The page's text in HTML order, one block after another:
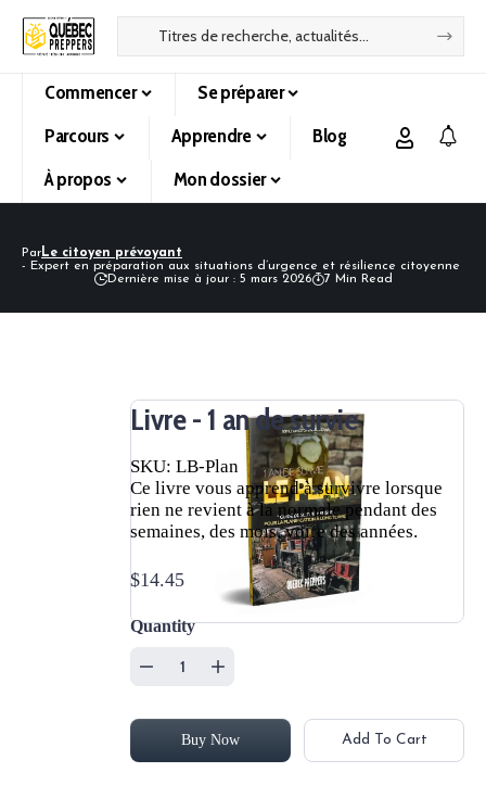
Commencer
Se préparer
Parcours
Apprendre
Blog
À propos
Mon dossier
ParLe citoyen prévoyant
- Expert en préparation aux situations d’urgence et résilience citoyenne
Dernière mise à jour : 5 mars 2026
7 Min Read
Livre - 1 an de survie
SKU: LB-Plan
Ce livre vous apprend à survivre lorsque
rien ne revient à la normale pendant des
semaines, des mois, voire des années.
$14.45
Quantity
Buy Now Add To Cart